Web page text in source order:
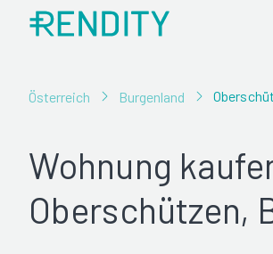
Österreich Burgenland
Wohnung
Oberschützen,